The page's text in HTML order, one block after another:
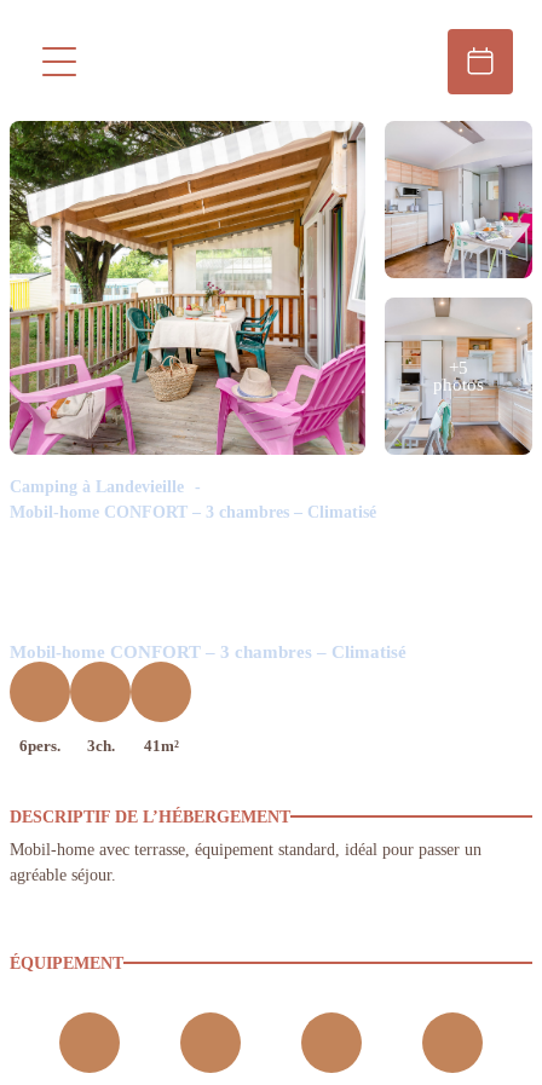
+5
photos
Camping à Landevieille
Mobil-home CONFORT – 3 chambres – Climatisé
Mobil-home CONFORT – 3 chambres – Climatisé
6pers. 3ch. 41m²
DESCRIPTIF DE L’HÉBERGEMENT
Mobil-home avec terrasse, équipement standard, idéal pour passer un
agréable séjour.
ÉQUIPEMENT